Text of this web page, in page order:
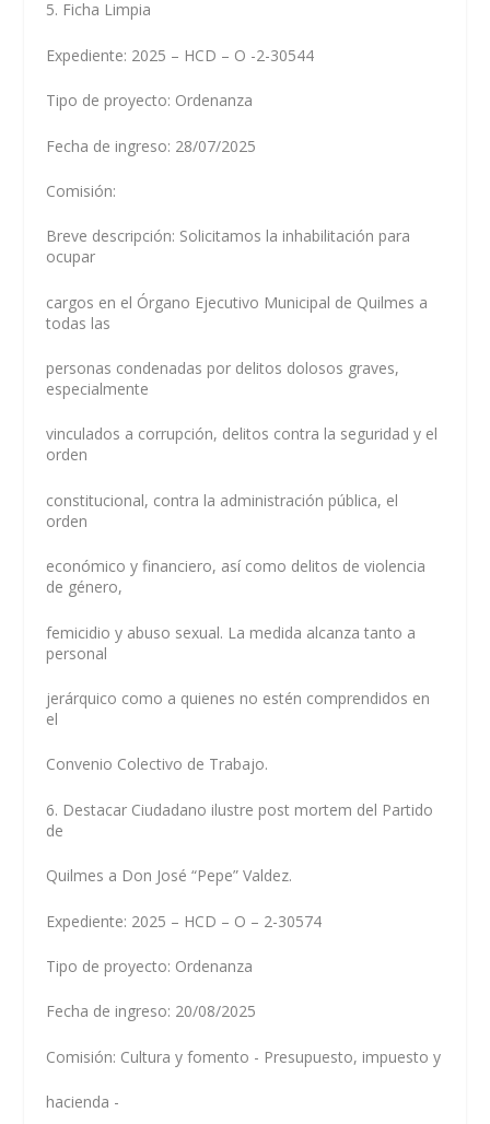
5. Ficha Limpia
Expediente: 2025 – HCD – O -2-30544
Tipo de proyecto: Ordenanza
Fecha de ingreso: 28/07/2025
Comisión:
Breve descripción: Solicitamos la inhabilitación para
ocupar
cargos en el Órgano Ejecutivo Municipal de Quilmes a
todas las
personas condenadas por delitos dolosos graves,
especialmente
vinculados a corrupción, delitos contra la seguridad y el
orden
constitucional, contra la administración pública, el
orden
económico y financiero, así como delitos de violencia
de género,
femicidio y abuso sexual. La medida alcanza tanto a
personal
jerárquico como a quienes no estén comprendidos en
el
Convenio Colectivo de Trabajo.
6. Destacar Ciudadano ilustre post mortem del Partido
de
Quilmes a Don José “Pepe” Valdez.
Expediente: 2025 – HCD – O – 2-30574
Tipo de proyecto: Ordenanza
Fecha de ingreso: 20/08/2025
Comisión: Cultura y fomento - Presupuesto, impuesto y
hacienda -